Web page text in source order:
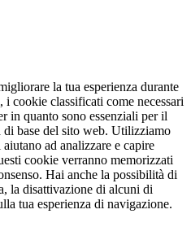
la tua esperienza durante
cookie classificati come necessari
in quanto sono essenziali per il
base del sito web. Utilizziamo
ad analizzare e capire
cookie verranno memorizzati
Hai anche la possibilità di
la disattivazione di alcuni di
tua esperienza di navigazione.